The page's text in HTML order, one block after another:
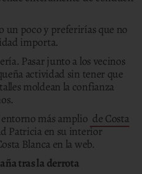
un poco y preferirías que no
importa.
Pasar junto a los vecinos
actividad sin tener que
moldean la confianza
entorno más amplio de Costa
Patricia en su interior
Blanca en la web.
tras la derrota